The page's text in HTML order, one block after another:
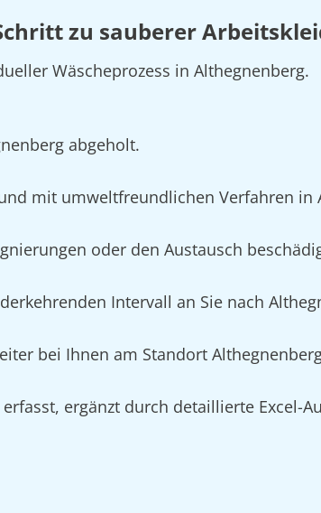
zu sauberer
Wäscheprozess in Althegnenberg.
abgeholt.
mit umweltfreundlichen Verfahren in
oder den Austausch
Intervall an Sie nach
bei Ihnen am Standort
ergänzt durch detaillierte Excel-